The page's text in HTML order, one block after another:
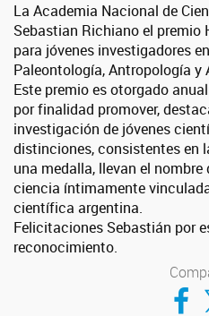
La Academia Nacional de
Sebastian Richiano el premio
para jóvenes investigadores
Paleontología, Antropología y
Este premio es otorgado
por finalidad promover,
investigación de jóvenes
distinciones, consistentes en
una medalla, llevan el nombre
ciencia íntimamente
científica argentina.
Felicitaciones Sebastián por
reconocimiento.